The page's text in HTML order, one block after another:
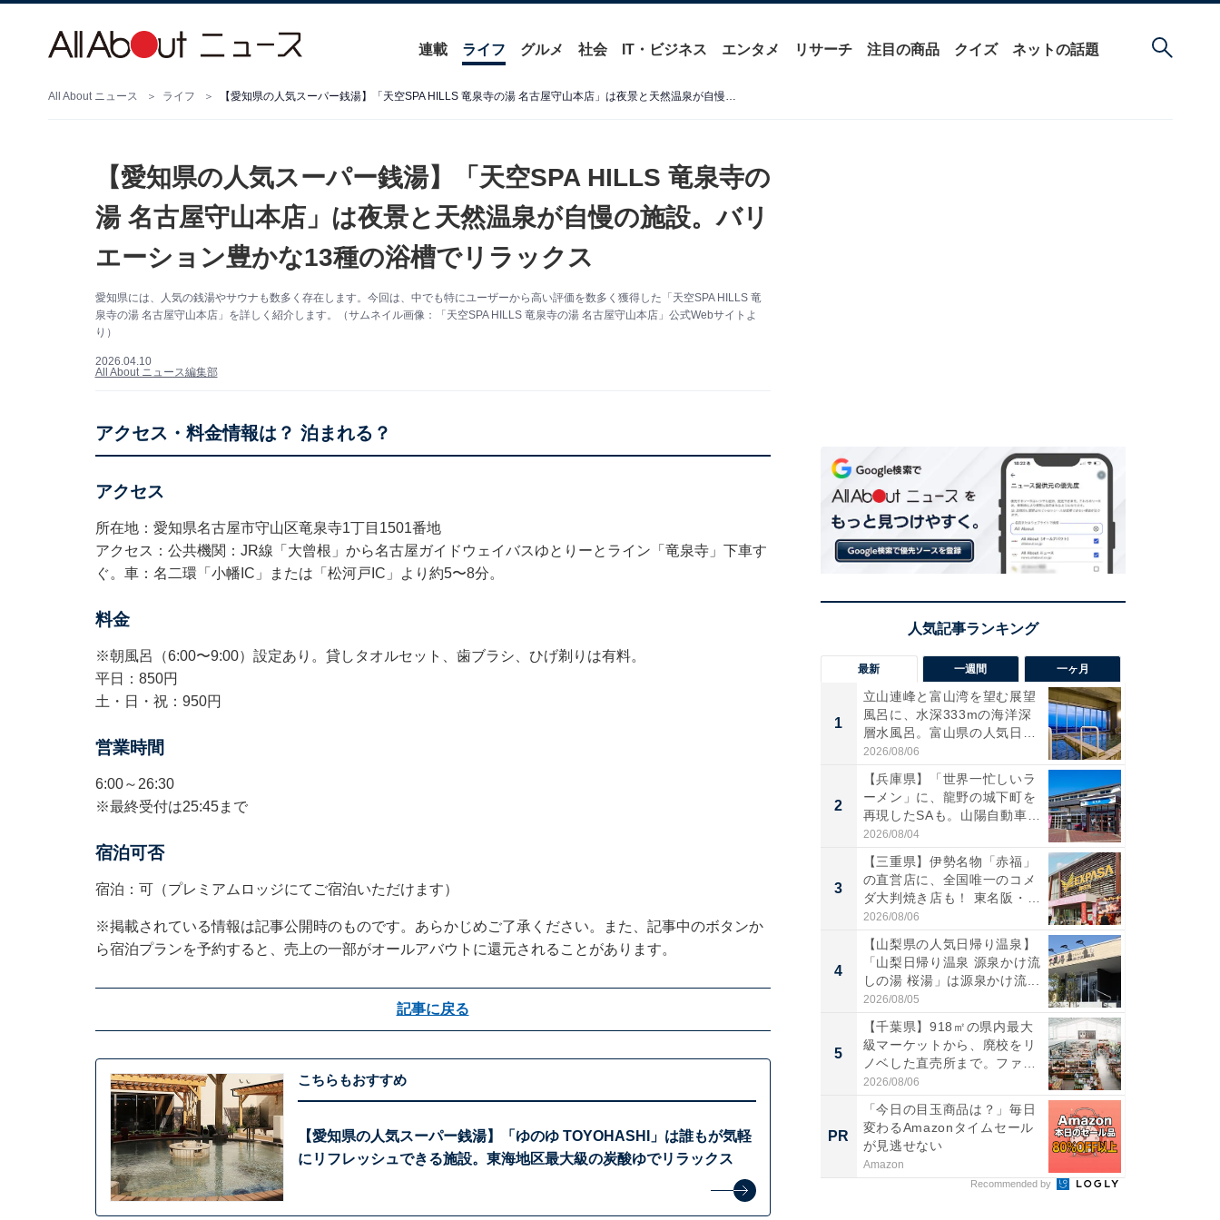
連載 ライフ グルメ 社会 IT・ビジネス エンタメ リサーチ 注目の商品 クイズ ネットの話題
All About ニュース ライフ 【愛知県の人気スーパー銭湯】「天空SPA HILLS 竜泉寺の湯 名古屋守山本店」は夜景と天然温泉が自慢の施設。バリエーション豊かな13種の浴槽でリラックス
【愛知県の人気スーパー銭湯】「天空SPA HILLS 竜泉寺の
湯 名古屋守山本店」は夜景と天然温泉が自慢の施設。バリ
エーション豊かな13種の浴槽でリラックス
愛知県には、人気の銭湯やサウナも数多く存在します。今回は、中でも特にユーザーから高い評価を数多く獲得した「天空SPA HILLS 竜
泉寺の湯 名古屋守山本店」を詳しく紹介します。（サムネイル画像：「天空SPA HILLS 竜泉寺の湯 名古屋守山本店」公式Webサイトよ
り）
2026.04.10
All About ニュース編集部
アクセス・料金情報は？ 泊まれる？
アクセス
所在地：愛知県名古屋市守山区竜泉寺1丁目1501番地
アクセス：公共機関：JR線「大曾根」から名古屋ガイドウェイバスゆとりーとライン「竜泉寺」下車す
ぐ。車：名二環「小幡IC」または「松河戸IC」より約5〜8分。
料金
※朝風呂（6:00〜9:00）設定あり。貸しタオルセット、歯ブラシ、ひげ剃りは有料。
平日：850円
土・日・祝：950円
営業時間
6:00～26:30
※最終受付は25:45まで
宿泊可否
宿泊：可（プレミアムロッジにてご宿泊いただけます）
※掲載されている情報は記事公開時のものです。あらかじめご了承ください。また、記事中のボタンか
ら宿泊プランを予約すると、売上の一部がオールアバウトに還元されることがあります。
記事に戻る
こちらもおすすめ
【愛知県の人気スーパー銭湯】「ゆのゆ TOYOHASHI」は誰もが気軽
にリフレッシュできる施設。東海地区最大級の炭酸ゆでリラックス
最新 一週間 一ヶ月
1
立山連峰と富山湾を望む展望
風呂に、水深333mの海洋深
層水風呂。富山県の人気日
帰...
2026/08/06
2
【兵庫県】「世界一忙しいラ
ーメン」に、龍野の城下町を
再現したSAも。山陽自動車
道...
2026/08/04
3
【三重県】伊勢名物「赤福」
の直営店に、全国唯一のコメ
ダ大判焼き店も！ 東名阪・
伊...
2026/08/06
4
【山梨県の人気日帰り温泉】
「山梨日帰り温泉 源泉かけ流
しの湯 桜湯」は源泉かけ流...
2026/08/05
5
【千葉県】918㎡の県内最大
級マーケットから、廃校をリ
ノベした直売所まで。ファ
ー...
2026/08/06
PR
「今日の目玉商品は？」毎日
変わるAmazonタイムセール
が見逃せない
Amazon
Recommended by